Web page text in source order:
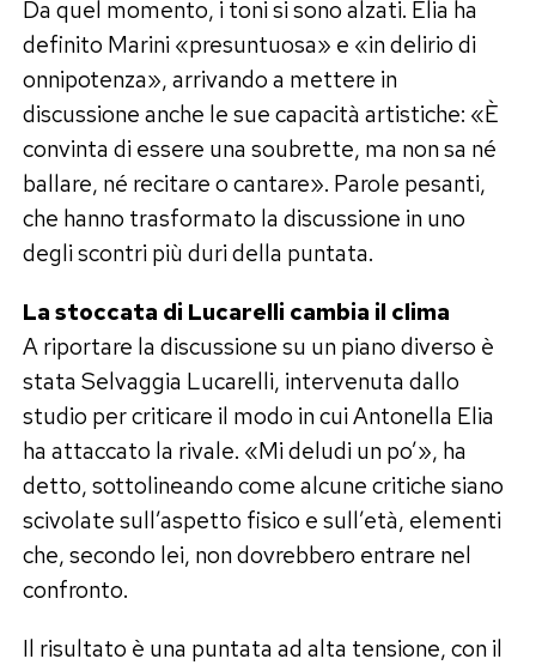
Da quel momento, i toni si sono alzati. Elia ha
definito Marini «presuntuosa» e «in delirio di
onnipotenza», arrivando a mettere in
discussione anche le sue capacità artistiche: «È
convinta di essere una soubrette, ma non sa né
ballare, né recitare o cantare». Parole pesanti,
che hanno trasformato la discussione in uno
degli scontri più duri della puntata.
La stoccata di Lucarelli cambia il clima
A riportare la discussione su un piano diverso è
stata Selvaggia Lucarelli, intervenuta dallo
studio per criticare il modo in cui Antonella Elia
ha attaccato la rivale. «Mi deludi un po’», ha
detto, sottolineando come alcune critiche siano
scivolate sull’aspetto fisico e sull’età, elementi
che, secondo lei, non dovrebbero entrare nel
confronto.
Il risultato è una puntata ad alta tensione, con il